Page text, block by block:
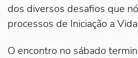
dos diversos desafios que
processos de Iniciação a Vida
O encontro no sábado